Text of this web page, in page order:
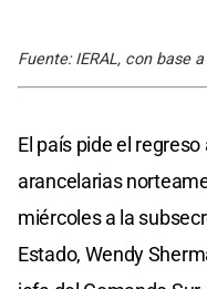
Fuente: IERAL, con base a
El país pide el
arancelarias
miércoles a la
Estado, Wendy